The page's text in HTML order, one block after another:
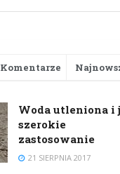
Komentarze
Woda utleniona i
szerokie
zastosowanie
21 SIERPNIA 2017